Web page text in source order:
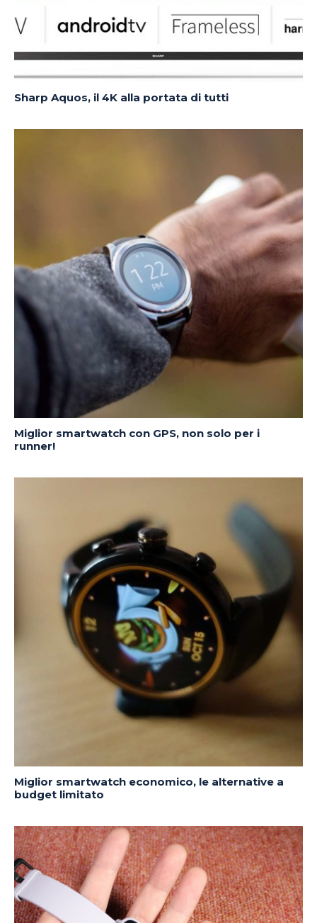
Sharp Aquos, il 4K alla portata di tutti
Miglior smartwatch con GPS, non solo per i
runner!
Miglior smartwatch economico, le alternative a
budget limitato